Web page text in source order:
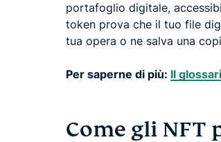
portafoglio digitale,
token prova che il tuo file
tua opera o ne salva una
Per saperne di più: Il
Come gli NFT